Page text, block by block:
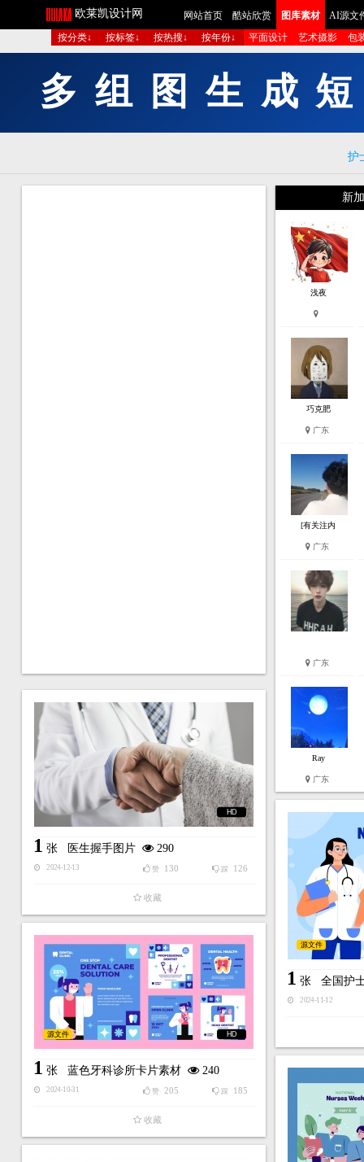
欧莱凯设计网 网站首页 酷站欣赏 图库素材
AI源文
按分类↓
按标签↓ 按热搜↓ 按年份↓ 平面设计 艺术摄影 包
多 组 图 生 成 短
护
新
浅夜
巧克肥
广东
[有关注内
广东
广东
Ray
广东
HD
1 张 医生握手图片 290
2024-12-13 踩 126
赞 130
收藏
源文件
1 张 全国护
2024-11-12
HD
源文件
1 张 蓝色牙科诊所卡片素材 240
2024-10-31 踩 185
赞 205
收藏